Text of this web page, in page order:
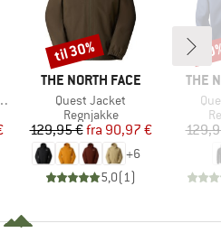
MÆRKE
THE NORTH FACE
Artikel
Quest Jacket
Produktgruppe
Regnjakke
Pris
129,95 € Nedsat pris
fra 90,97 €
+6
5,0( 1)
Rabat
til 30%
THE